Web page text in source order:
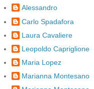
Alessandro
Carlo Spadafora
Laura Cavaliere
Leopoldo Capriglione
Maria Lopez
Marianna Montesano